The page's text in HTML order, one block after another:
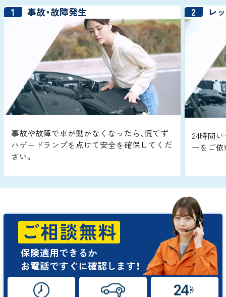
1 事故・故障発生
事故や故障で車が動かなくなったら、慌てず
ハザードランプを点けて安全を確保してくだ
さい。
2 レ
24時間い
ーをご依
ご相談無料
保険適用できるか
お電話ですぐに確認します！